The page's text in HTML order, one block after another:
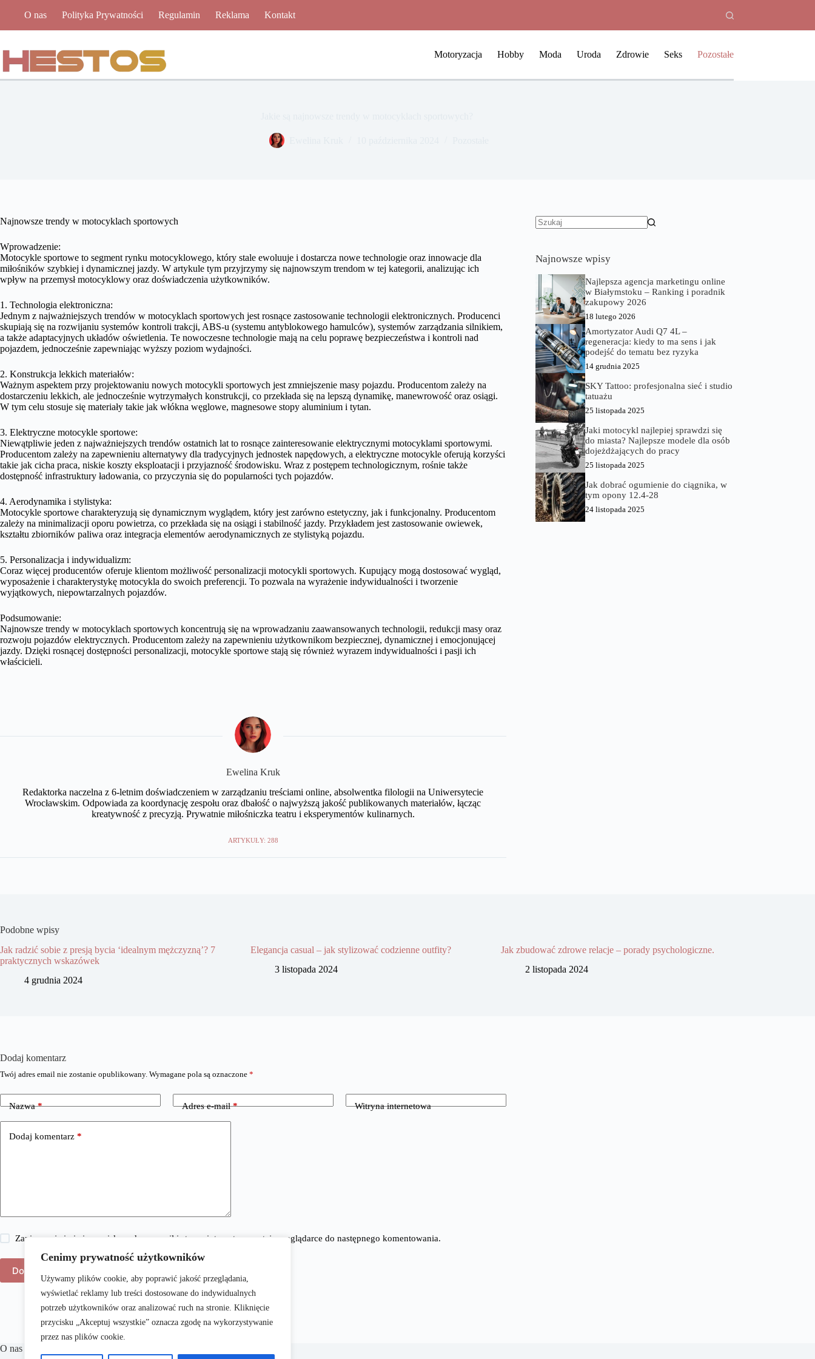
Cenimy prywatność użytkowników
Używamy plików cookie, aby poprawić jakość przeglądania,
wyświetlać reklamy lub treści dostosowane do indywidualnych
potrzeb użytkowników oraz analizować ruch na stronie. Kliknięcie
przycisku „Akceptuj wszystkie” oznacza zgodę na wykorzystywanie
przez nas plików cookie.
O nas Polityka Prywatności Regulamin Reklama Kontakt
Motoryzacja Hobby Moda Uroda Zdrowie Seks Pozostałe
Najnowsze trendy w motocyklach sportowych
Wprowadzenie:
Motocykle sportowe to segment rynku motocyklowego, który stale ewoluuje i dostarcza nowe technologie oraz innowacje dla
miłośników szybkiej i dynamicznej jazdy. W artykule tym przyjrzymy się najnowszym trendom w tej kategorii, analizując ich
wpływ na przemysł motocyklowy oraz doświadczenia użytkowników.
1. Technologia elektroniczna:
Jednym z najważniejszych trendów w motocyklach sportowych jest rosnące zastosowanie technologii elektronicznych. Producenci
skupiają się na rozwijaniu systemów kontroli trakcji, ABS-u (systemu antyblokowego hamulców), systemów zarządzania silnikiem,
a także adaptacyjnych układów oświetlenia. Te nowoczesne technologie mają na celu poprawę bezpieczeństwa i kontroli nad
pojazdem, jednocześnie zapewniając wyższy poziom wydajności.
2. Konstrukcja lekkich materiałów:
Ważnym aspektem przy projektowaniu nowych motocykli sportowych jest zmniejszenie masy pojazdu. Producentom zależy na
dostarczeniu lekkich, ale jednocześnie wytrzymałych konstrukcji, co przekłada się na lepszą dynamikę, manewrowość oraz osiągi.
W tym celu stosuje się materiały takie jak włókna węglowe, magnesowe stopy aluminium i tytan.
3. Elektryczne motocykle sportowe:
Niewątpliwie jeden z najważniejszych trendów ostatnich lat to rosnące zainteresowanie elektrycznymi motocyklami sportowymi.
Producentom zależy na zapewnieniu alternatywy dla tradycyjnych jednostek napędowych, a elektryczne motocykle oferują korzyści
takie jak cicha praca, niskie koszty eksploatacji i przyjazność środowisku. Wraz z postępem technologicznym, rośnie także
dostępność infrastruktury ładowania, co przyczynia się do popularności tych pojazdów.
4. Aerodynamika i stylistyka:
Motocykle sportowe charakteryzują się dynamicznym wyglądem, który jest zarówno estetyczny, jak i funkcjonalny. Producentom
zależy na minimalizacji oporu powietrza, co przekłada się na osiągi i stabilność jazdy. Przykładem jest zastosowanie owiewek,
kształtu zbiorników paliwa oraz integracja elementów aerodynamicznych ze stylistyką pojazdu.
5. Personalizacja i indywidualizm:
Coraz więcej producentów oferuje klientom możliwość personalizacji motocykli sportowych. Kupujący mogą dostosować wygląd,
wyposażenie i charakterystykę motocykla do swoich preferencji. To pozwala na wyrażenie indywidualności i tworzenie
wyjątkowych, niepowtarzalnych pojazdów.
Podsumowanie:
Najnowsze trendy w motocyklach sportowych koncentrują się na wprowadzaniu zaawansowanych technologii, redukcji masy oraz
rozwoju pojazdów elektrycznych. Producentom zależy na zapewnieniu użytkownikom bezpiecznej, dynamicznej i emocjonującej
jazdy. Dzięki rosnącej dostępności personalizacji, motocykle sportowe stają się również wyrazem indywidualności i pasji ich
właścicieli.
Ewelina Kruk
Redaktorka naczelna z 6-letnim doświadczeniem w zarządzaniu treściami online, absolwentka filologii na Uniwersytecie
Wrocławskim. Odpowiada za koordynację zespołu oraz dbałość o najwyższą jakość publikowanych materiałów, łącząc
kreatywność z precyzją. Prywatnie miłośniczka teatru i eksperymentów kulinarnych.
ARTYKUŁY: 288
Najnowsze wpisy
Najlepsza agencja marketingu online
w Białymstoku – Ranking i poradnik
zakupowy 2026
18 lutego 2026
Amortyzator Audi Q7 4L –
regeneracja: kiedy to ma sens i jak
podejść do tematu bez ryzyka
14 grudnia 2025
SKY Tattoo: profesjonalna sieć i studio
tatuażu
25 listopada 2025
Jaki motocykl najlepiej sprawdzi się
do miasta? Najlepsze modele dla osób
dojeżdżających do pracy
25 listopada 2025
Jak dobrać ogumienie do ciągnika, w
tym opony 12.4-28
24 listopada 2025
Podobne wpisy
Jak radzić sobie z presją bycia ‘idealnym mężczyzną’? 7
praktycznych wskazówek
4 grudnia 2024
Elegancja casual – jak stylizować codzienne outfity?
3 listopada 2024
Jak zbudować zdrowe relacje – porady psychologiczne.
2 listopada 2024
Dodaj komentarz
Twój adres email nie zostanie opublikowany. Wymagane pola są oznaczone *
Nazwa* Adres e-mail* Witryna internetowa
Dodaj komentarz *
Zapisz moje imię i nazwisko, adres e-mail i stronę internetową w tej przeglądarce do następnego komentowania.
Dodaj komentarz
O nas